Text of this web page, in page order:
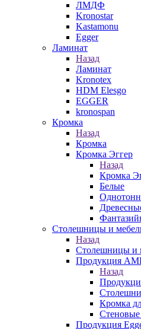
ЛМДФ
Kronostar
Kastamonu
Egger
Ламинат
Назад
Ламинат
Kronotex
HDM Elesgo
EGGER
kronospan
Кромка
Назад
Кромка
Кромка Эггер
Назад
Кромка
Белые
Столешницы и
Назад
Столешницы и
Продукция
Назад
Кромка
Стеновые
Продукция